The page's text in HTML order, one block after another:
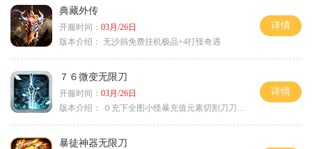
典藏外传
开服时间： 03月/26日
版本介绍： 无沙捐免费挂机极品+4打怪奇遇
详情
７６微变无限刀
开服时间： 03月/26日
版本介绍：
０充下全图小怪暴充值元素切割刀刀极品
详情
暴徒神器无限刀